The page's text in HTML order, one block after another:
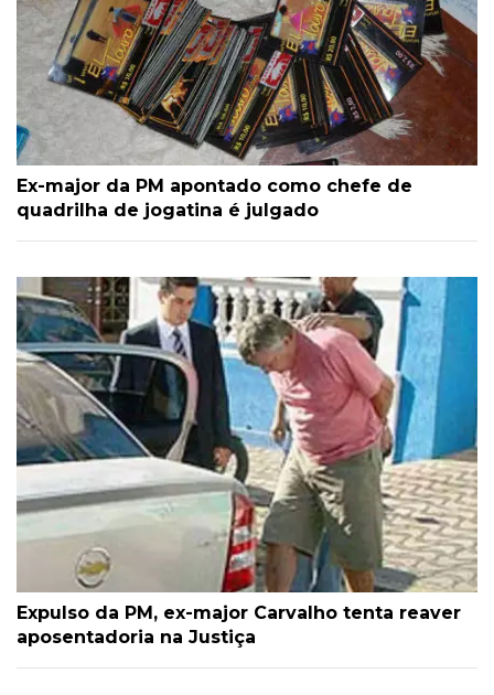
Ex-major da PM apontado como chefe de
quadrilha de jogatina é julgado
Expulso da PM, ex-major Carvalho tenta reaver
aposentadoria na Justiça